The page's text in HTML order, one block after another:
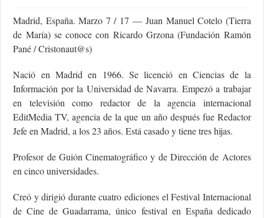
Madrid, España. Marzo 7 / 17 — Juan Manuel Cotelo (Tierra
de María) se conoce con Ricardo Grzona (Fundación Ramón
Pané / Cristonaut@s)
Nació en Madrid en 1966. Se licenció en Ciencias de la
Información por la Universidad de Navarra. Empezó a trabajar
en televisión como redactor de la agencia internacional
EditMedia TV, agencia de la que un año después fue Redactor
Jefe en Madrid, a los 23 años. Está casado y tiene tres hijas.
Profesor de Guión Cinematográfico y de Dirección de Actores
en cinco universidades.
Creó y dirigió durante cuatro ediciones el Festival Internacional
de Cine de Guadarrama, único festival en España dedicado